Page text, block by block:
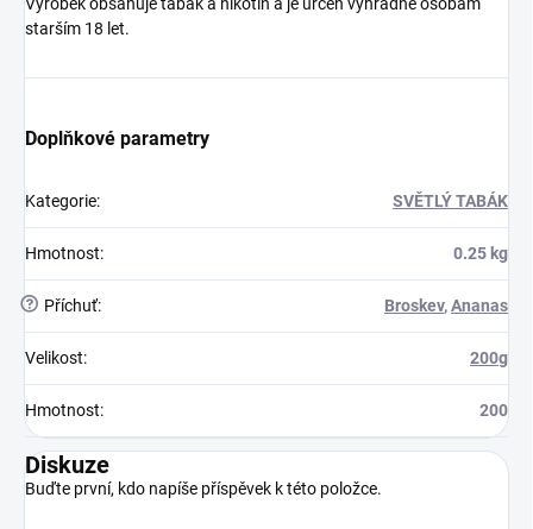
Výrobek obsahuje tabák a nikotin a je určen výhradně osobám
starším 18 let.
Doplňkové parametry
Kategorie: SVĚTLÝ TABÁK
Hmotnost: 0.25 kg
? Příchuť: Broskev,Ananas
Velikost: 200g
Hmotnost: 200
Diskuze
Buďte první, kdo napíše příspěvek k této položce.